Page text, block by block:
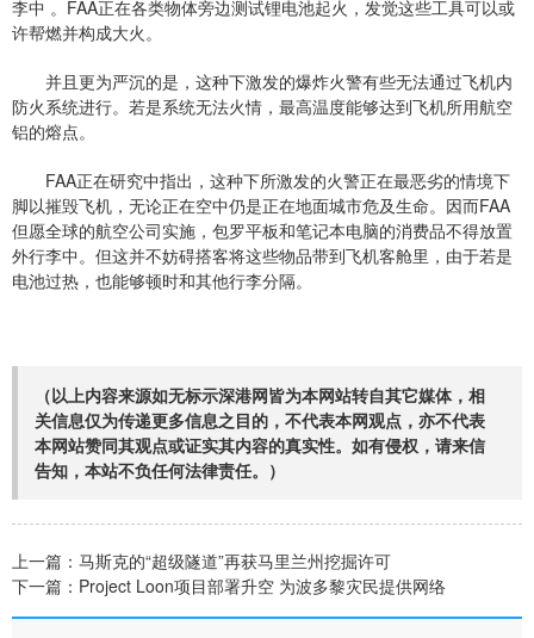
李中 。FAA正在各类物体旁边测试锂电池起火，发觉这些工具可以或
许帮燃并构成大火。
并且更为严沉的是，这种下激发的爆炸火警有些无法通过飞机内
防火系统进行。若是系统无法火情，最高温度能够达到飞机所用航空
铝的熔点。
FAA正在研究中指出，这种下所激发的火警正在最恶劣的情境下
脚以摧毁飞机，无论正在空中仍是正在地面城市危及生命。因而FAA
但愿全球的航空公司实施，包罗平板和笔记本电脑的消费品不得放置
外行李中。但这并不妨碍搭客将这些物品带到飞机客舱里，由于若是
电池过热，也能够顿时和其他行李分隔。
（以上内容来源如无标示深港网皆为本网站转自其它媒体，相
关信息仅为传递更多信息之目的，不代表本网观点，亦不代表
本网站赞同其观点或证实其内容的真实性。如有侵权，请来信
告知，本站不负任何法律责任。）
上一篇： 马斯克的“超级隧道”再获马里兰州挖掘许可
下一篇： Project Loon项目部署升空 为波多黎灾民提供网络